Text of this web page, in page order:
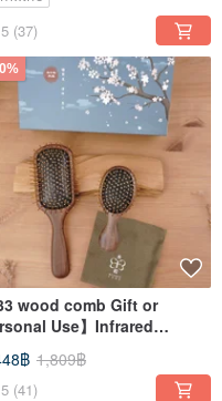
5 (37)
33 wood comb Gift or
Use】Infrared
Gold Comb Gift Box
฿ 1,809฿
5 (41)